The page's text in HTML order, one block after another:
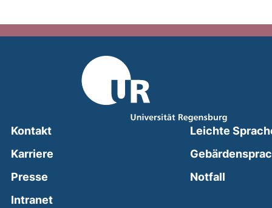
Kontakt
Karriere
Presse
Intranet(external link, opens in a new window)
Leichte
Notfall